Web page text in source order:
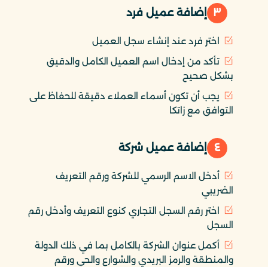
٣ إضافة عميل فرد
اختر فرد عند إنشاء سجل العميل
تأكد من إدخال اسم العميل الكامل والدقيق
بشكل صحيح
يجب أن تكون أسماء العملاء دقيقة للحفاظ على
التوافق مع زاتكا
٤ إضافة عميل شركة
أدخل الاسم الرسمي للشركة ورقم التعريف
الضريبي
اختر رقم السجل التجاري كنوع التعريف وأدخل رقم
السجل
أكمل عنوان الشركة بالكامل بما في ذلك الدولة
والمنطقة والرمز البريدي والشوارع والحي ورقم